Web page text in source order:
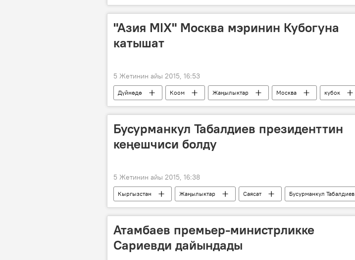
Алмазбек Атамбаев
премьер-министр өкмөт буйрук
"Азия MIX" Москва мэринин Кубогуна
катышат
5 Жетинин айы 2015, 16:53
Дүйнөдө Коом Жаңылыктар Москва кубок
КВН
Бусурманкул Табалдиев президенттин
кеңешчиси болду
5 Жетинин айы 2015, 16:38
Кыргызстан Жаңылыктар Саясат Бусурманкул Табалдиев
буйрук
Атамбаев премьер-министрликке
Сариевди дайындады